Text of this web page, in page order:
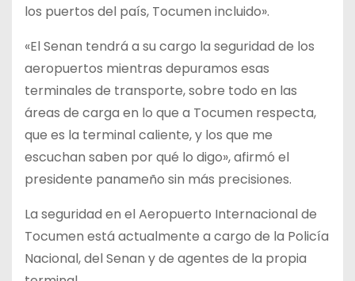
los puertos del país, Tocumen incluido».
«El Senan tendrá a su cargo la seguridad de los
aeropuertos mientras depuramos esas
terminales de transporte, sobre todo en las
áreas de carga en lo que a Tocumen respecta,
que es la terminal caliente, y los que me
escuchan saben por qué lo digo», afirmó el
presidente panameño sin más precisiones.
La seguridad en el Aeropuerto Internacional de
Tocumen está actualmente a cargo de la Policía
Nacional, del Senan y de agentes de la propia